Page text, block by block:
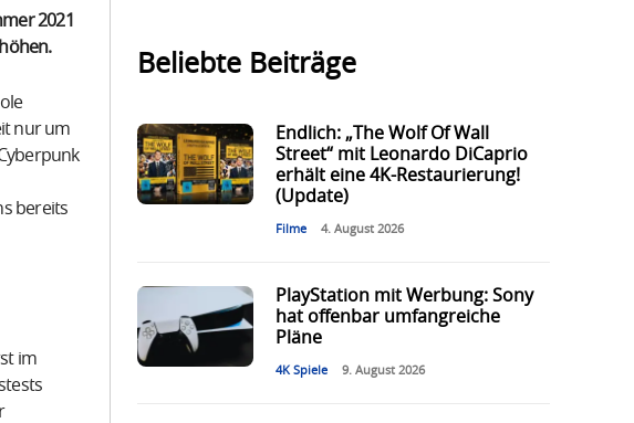
2021
nur um
bereits
im
Beliebte Beiträge
Endlich: „The Wolf Of Wall
Street“ mit Leonardo DiCaprio
erhält eine 4K-Restaurierung!
(Update)
Filme 4. August 2026
PlayStation mit Werbung: Sony
hat offenbar umfangreiche
Pläne
4K Spiele 9. August 2026